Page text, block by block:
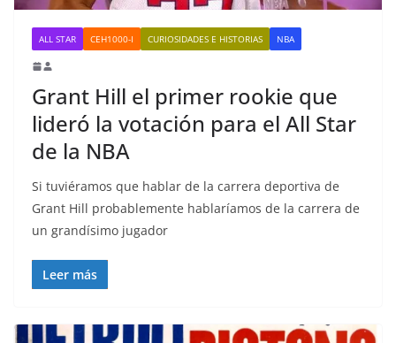
ALL STAR CEH1000-I CURIOSIDADES E HISTORIAS NBA
Grant Hill el primer rookie que
lideró la votación para el All Star
de la NBA
Si tuviéramos que hablar de la carrera deportiva de
Grant Hill probablemente hablaríamos de la carrera de
un grandísimo jugador
Leer más